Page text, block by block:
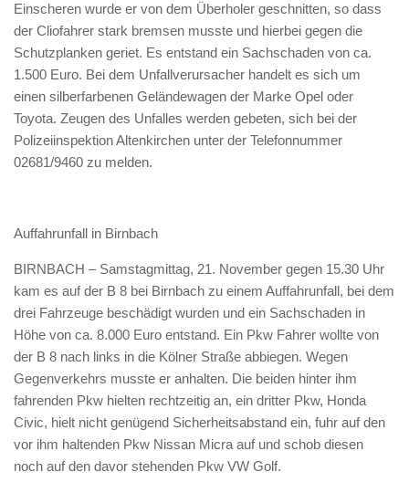
Einscheren wurde er von dem Überholer geschnitten, so dass
der Cliofahrer stark bremsen musste und hierbei gegen die
Schutzplanken geriet. Es entstand ein Sachschaden von ca.
1.500 Euro. Bei dem Unfallverursacher handelt es sich um
einen silberfarbenen Geländewagen der Marke Opel oder
Toyota. Zeugen des Unfalles werden gebeten, sich bei der
Polizeiinspektion Altenkirchen unter der Telefonnummer
02681/9460 zu melden.
Auffahrunfall in Birnbach
BIRNBACH – Samstagmittag, 21. November gegen 15.30 Uhr
kam es auf der B 8 bei Birnbach zu einem Auffahrunfall, bei dem
drei Fahrzeuge beschädigt wurden und ein Sachschaden in
Höhe von ca. 8.000 Euro entstand. Ein Pkw Fahrer wollte von
der B 8 nach links in die Kölner Straße abbiegen. Wegen
Gegenverkehrs musste er anhalten. Die beiden hinter ihm
fahrenden Pkw hielten rechtzeitig an, ein dritter Pkw, Honda
Civic, hielt nicht genügend Sicherheitsabstand ein, fuhr auf den
vor ihm haltenden Pkw Nissan Micra auf und schob diesen
noch auf den davor stehenden Pkw VW Golf.